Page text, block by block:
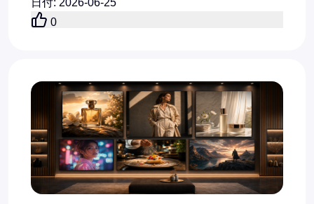
日付: 2026-06-25
0